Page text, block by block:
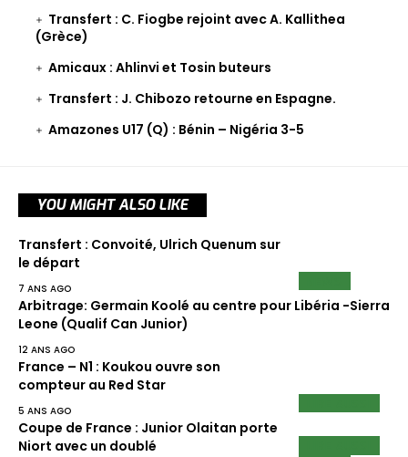
Transfert : C. Fiogbe rejoint avec A. Kallithea
(Grèce)
Amicaux : Ahlinvi et Tosin buteurs
Transfert : J. Chibozo retourne en Espagne.
Amazones U17 (Q) : Bénin – Nigéria 3-5
YOU MIGHT ALSO LIKE
Transfert : Convoité, Ulrich Quenum sur
le départ
7 ANS AGO
Arbitrage: Germain Koolé au centre pour Libéria -Sierra
Leone (Qualif Can Junior)
12 ANS AGO
France – N1 : Koukou ouvre son
compteur au Red Star
5 ANS AGO
Coupe de France : Junior Olaitan porte
Niort avec un doublé